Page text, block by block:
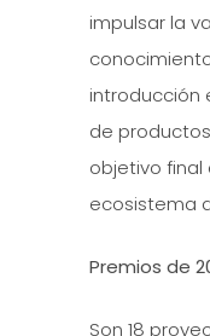
impulsar la
introducción
de
objetivo final
ecosistema
Premios de
Son 18